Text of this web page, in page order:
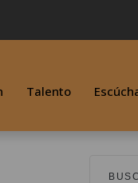
Talento